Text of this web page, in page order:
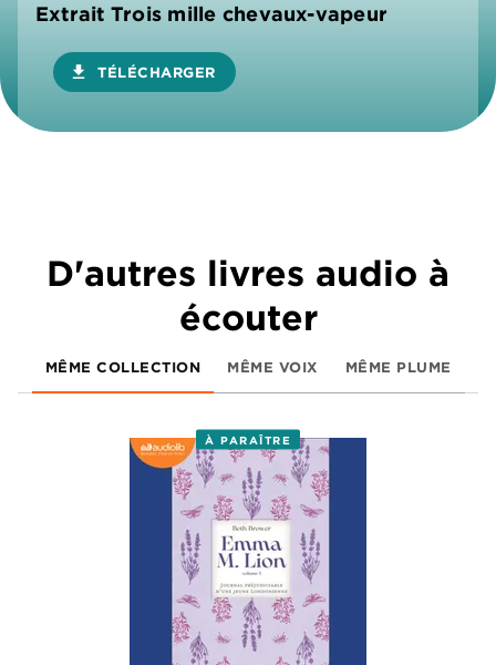
Extrait Trois mille chevaux-vapeur
download TÉLÉCHARGER
D'autres livres audio à
écouter
MÊME COLLECTION MÊME VOIX MÊME PLUME
À PARAÎTRE